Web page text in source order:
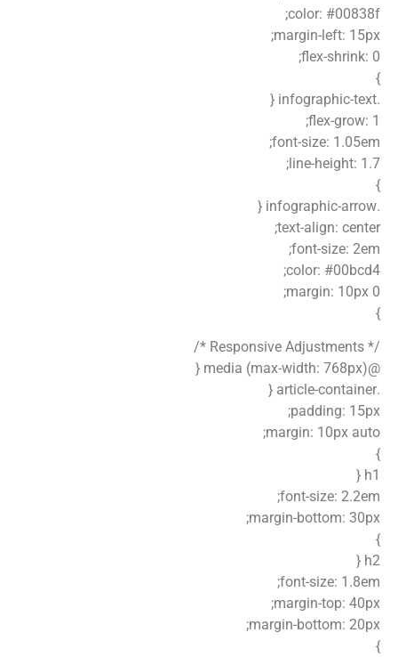
color: #00838f;
margin-left: 15px;
flex-shrink: 0;
}
.infographic-text {
flex-grow: 1;
font-size: 1.05em;
line-height: 1.7;
}
.infographic-arrow {
text-align: center;
font-size: 2em;
color: #00bcd4;
margin: 10px 0;
}
/* Responsive Adjustments */
@media (max-width: 768px) {
.article-container {
padding: 15px;
margin: 10px auto;
}
h1 {
font-size: 2.2em;
margin-bottom: 30px;
}
h2 {
font-size: 1.8em;
margin-top: 40px;
margin-bottom: 20px;
}